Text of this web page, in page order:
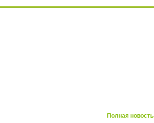
Полная новость